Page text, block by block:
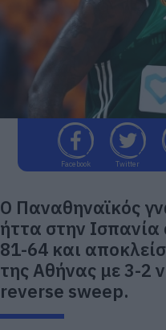
Facebook Twitter
Ο Παναθηναϊκός
ήττα στην
81-64 και
της Αθήνας με 3-2
reverse sweep.